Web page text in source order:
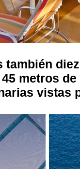
también
metros
vistas